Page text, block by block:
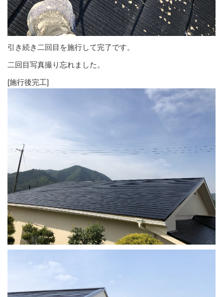
引き続き二回目を施行して完了です。
二回目写真撮り忘れました。
[施行後完工]